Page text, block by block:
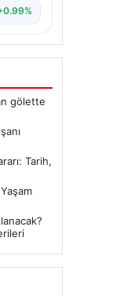
gölette
Tarih,